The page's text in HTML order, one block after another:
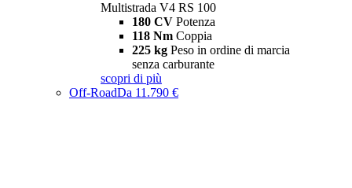
Multistrada V4 RS 100
180 CV Potenza
118 Nm Coppia
225 kg Peso in ordine di marcia
senza carburante
scopri di più
Off-RoadDa 11.790 €